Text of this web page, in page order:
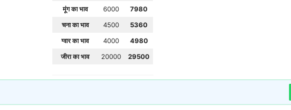
मूंग का भाव
6000
7980
चना का भाव
4500
5360
ग्वार का भाव
4000
4980
जीरा का भाव
20000 29500